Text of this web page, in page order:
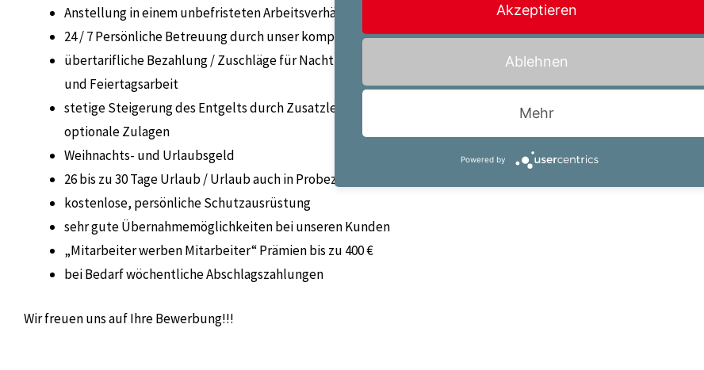
Anstellung in einem unbefristeten Arbeitsverhältnis
24 / 7Persönliche Betreuung durch unser kompetentes Team
übertarifliche Bezahlung / Zuschläge für Nacht-, Mehr-, Sonn-
und Feiertagsarbeit
stetige Steigerung des Entgelts durch Zusatzleistungen und
optionale Zulagen
Weihnachts- und Urlaubsgeld
26 bis zu 30 Tage Urlaub / Urlaub auch in Probezeit möglich
kostenlose, persönliche Schutzausrüstung
sehr gute Übernahmemöglichkeiten bei unseren Kunden
„Mitarbeiter werben Mitarbeiter“ Prämien bis zu 400 €
bei Bedarf wöchentliche Abschlagszahlungen
Wir freuen uns auf Ihre Bewerbung!!!
Akzeptieren
Ablehnen
Mehr
Powered by